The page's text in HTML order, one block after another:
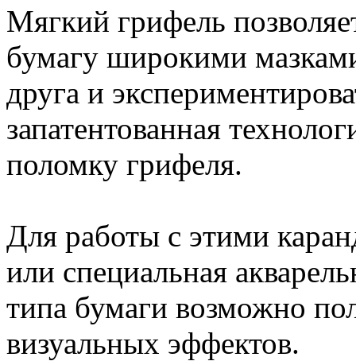
Мягкий грифель
бумагу широкими
друга и
запатентованная
поломку грифеля.
Для работы с этими
или специальная
типа бумаги возможно
визуальных эффектов.